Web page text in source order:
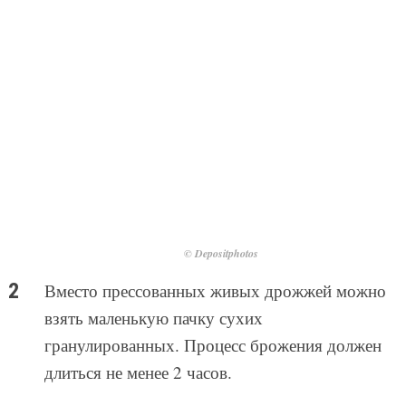
© Depositphotos
Вместо прессованных живых дрожжей можно
взять маленькую пачку сухих
гранулированных. Процесс брожения должен
длиться не менее 2 часов.